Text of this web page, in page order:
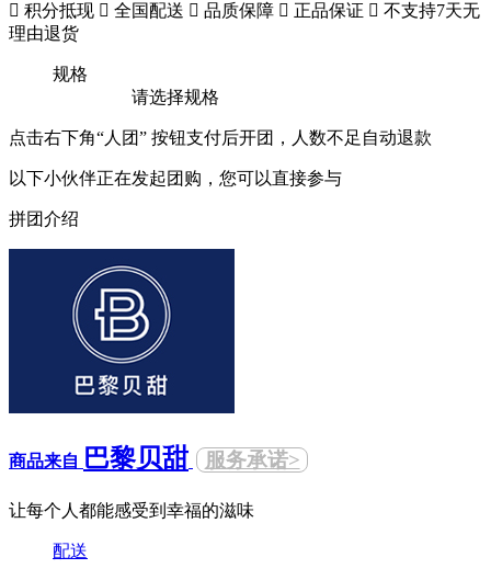
 积分抵现  全国配送  品质保障  正品保证  不支持7天无
理由退货
规格
请选择规格
点击右下角“人团” 按钮支付后开团，人数不足自动退款
以下小伙伴正在发起团购，您可以直接参与
拼团介绍
商品来自 巴黎贝甜 服务承诺>
让每个人都能感受到幸福的滋味
配送